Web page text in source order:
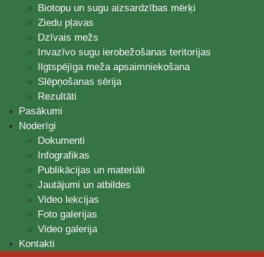
Biotopu un sugu aizsardzības mērķi
Ziedu pļavas
Dzīvais mežs
Invazīvo sugu ierobežošanas teritorijas
Ilgtspējīga meža apsaimniekošana
Slēpņošanas sērija
Rezultāti
Pasākumi
Noderīgi
Dokumenti
Infografikas
Publikācijas un materiāli
Jautājumi un atbildes
Video lekcijas
Foto galerijas
Video galerija
Kontakti